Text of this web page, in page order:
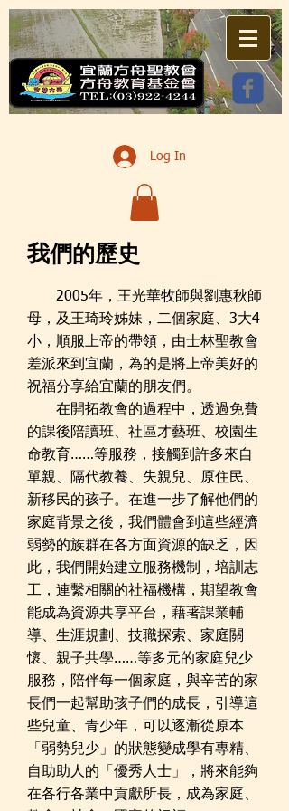
Log In
我們的歷史
2005年，王光華牧師與劉惠秋師
母，及王琦玲姊妹，二個家庭、3大4
小，順服上帝的帶領，由士林聖教會
差派來到宜蘭，為的是將上帝美好的
祝福分享給宜蘭的朋友們。
在開拓教會的過程中，透過免費
的課後陪讀班、社區才藝班、校園生
命教育……等服務，接觸到許多來自
單親、隔代教養、失親兒、原住民、
新移民的孩子。在進一步了解他們的
家庭背景之後，我們體會到這些經濟
弱勢的族群在各方面資源的缺乏，因
此，我們開始建立服務機制，培訓志
工，連繫相關的社福機構，期望教會
能成為資源共享平台，藉著課業輔
導、生涯規劃、技職探索、家庭關
懷、親子共學……等多元的家庭兒少
服務，陪伴每一個家庭，與辛苦的家
長們一起幫助孩子們的成長，引導這
些兒童、青少年，可以逐漸從原本
「弱勢兒少」的狀態變成學有專精、
自助助人的「優秀人士」，將來能夠
在各行各業中貢獻所長，成為家庭、